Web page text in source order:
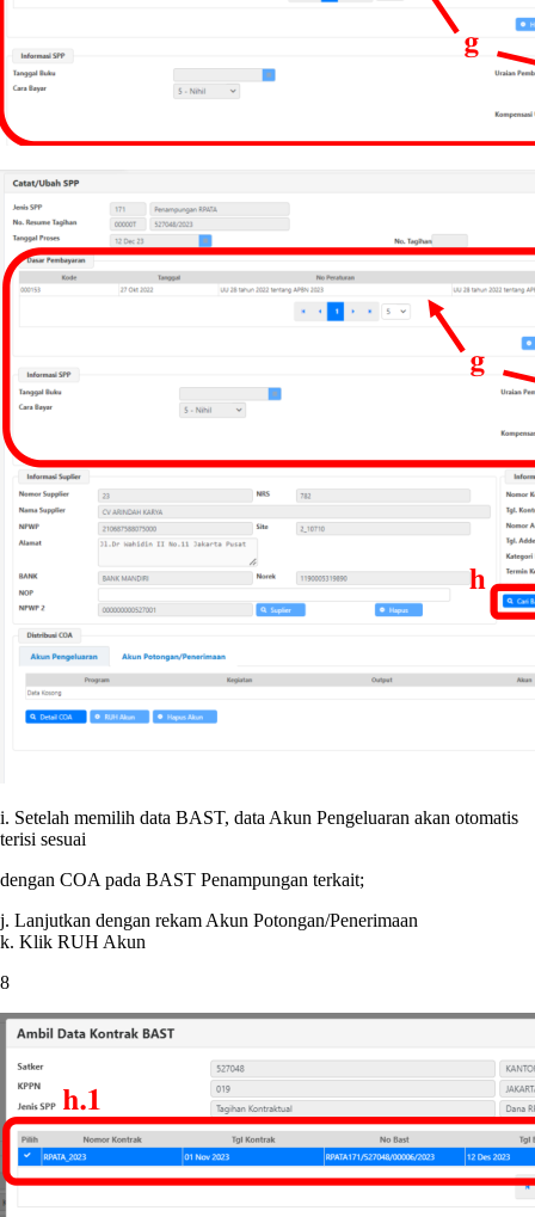
i. Setelah memilih data BAST, data Akun Pengeluaran akan otomatis
terisi sesuai
dengan COA pada BAST Penampungan terkait;
j. Lanjutkan dengan rekam Akun Potongan/Penerimaan
k. Klik RUH Akun
8